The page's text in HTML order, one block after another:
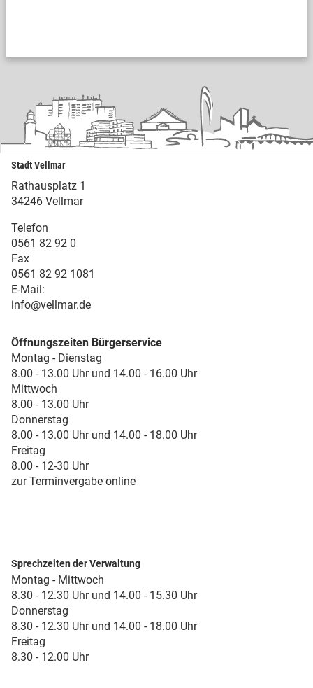
Stadt Vellmar
Rathausplatz 1
34246 Vellmar
Telefon
0561 82 92 0
Fax
0561 82 92 1081
E-Mail:
info@vellmar.de
Öffnungszeiten Bürgerservice
Montag - Dienstag
8.00 - 13.00 Uhr und 14.00 - 16.00 Uhr
Mittwoch
8.00 - 13.00 Uhr
Donnerstag
8.00 - 13.00 Uhr und 14.00 - 18.00 Uhr
Freitag
8.00 - 12-30 Uhr
zur Terminvergabe online
Sprechzeiten der Verwaltung
Montag - Mittwoch
8.30 - 12.30 Uhr und 14.00 - 15.30 Uhr
Donnerstag
8.30 - 12.30 Uhr und 14.00 - 18.00 Uhr
Freitag
8.30 - 12.00 Uhr